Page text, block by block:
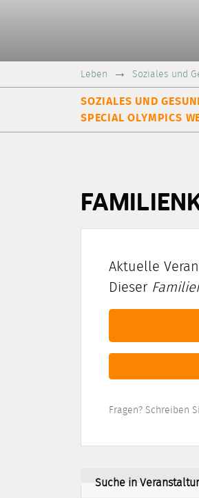
Leben Soziales und
SOZIALES UND
SPECIAL OLYMPICS
Aktuelle
Dieser
Fragen? Schreiben
Suche in